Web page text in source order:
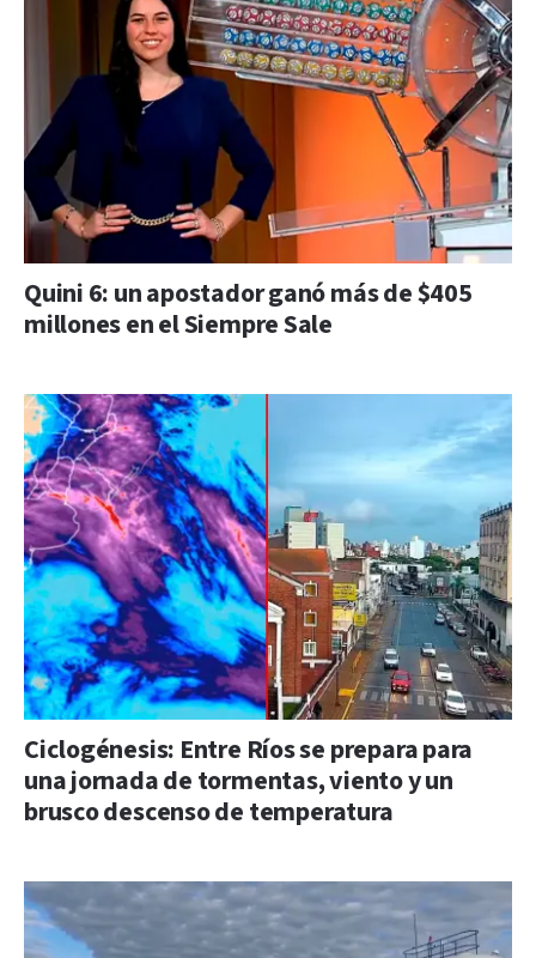
Quini 6: un apostador ganó más de $405
millones en el Siempre Sale
Ciclogénesis: Entre Ríos se prepara para
una jornada de tormentas, viento y un
brusco descenso de temperatura